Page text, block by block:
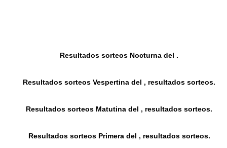
Resultados sorteos Nocturna del .
Resultados sorteos Vespertina del , resultados sorteos.
Resultados sorteos Matutina del , resultados sorteos.
Resultados sorteos Primera del , resultados sorteos.